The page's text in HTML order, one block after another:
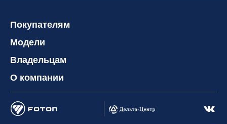
Покупателям
Модели
Владельцам
О компании